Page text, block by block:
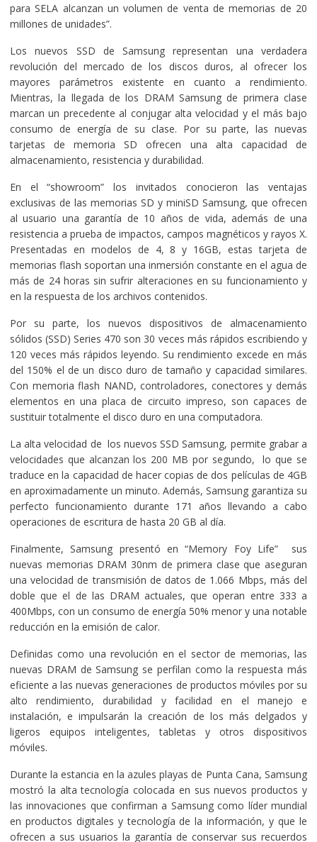
para SELA alcanzan un volumen de venta de memorias de 20
millones de unidades”.
Los nuevos SSD de Samsung representan una verdadera
revolución del mercado de los discos duros, al ofrecer los
mayores parámetros existente en cuanto a rendimiento.
Mientras, la llegada de los DRAM Samsung de primera clase
marcan un precedente al conjugar alta velocidad y el más bajo
consumo de energía de su clase. Por su parte, las nuevas
tarjetas de memoria SD ofrecen una alta capacidad de
almacenamiento, resistencia y durabilidad.
En el “showroom” los invitados conocieron las ventajas
exclusivas de las memorias SD y miniSD Samsung, que ofrecen
al usuario una garantía de 10 años de vida, además de una
resistencia a prueba de impactos, campos magnéticos y rayos X.
Presentadas en modelos de 4, 8 y 16GB, estas tarjeta de
memorias flash soportan una inmersión constante en el agua de
más de 24 horas sin sufrir alteraciones en su funcionamiento y
en la respuesta de los archivos contenidos.
Por su parte, los nuevos dispositivos de almacenamiento
sólidos (SSD) Series 470 son 30 veces más rápidos escribiendo y
120 veces más rápidos leyendo. Su rendimiento excede en más
del 150% el de un disco duro de tamaño y capacidad similares.
Con memoria flash NAND, controladores, conectores y demás
elementos en una placa de circuito impreso, son capaces de
sustituir totalmente el disco duro en una computadora.
La alta velocidad de los nuevos SSD Samsung, permite grabar a
velocidades que alcanzan los 200 MB por segundo, lo que se
traduce en la capacidad de hacer copias de dos películas de 4GB
en aproximadamente un minuto. Además, Samsung garantiza su
perfecto funcionamiento durante 171 años llevando a cabo
operaciones de escritura de hasta 20 GB al día.
Finalmente, Samsung presentó en “Memory Foy Life” sus
nuevas memorias DRAM 30nm de primera clase que aseguran
una velocidad de transmisión de datos de 1.066 Mbps, más del
doble que el de las DRAM actuales, que operan entre 333 a
400Mbps, con un consumo de energía 50% menor y una notable
reducción en la emisión de calor.
Definidas como una revolución en el sector de memorias, las
nuevas DRAM de Samsung se perfilan como la respuesta más
eficiente a las nuevas generaciones de productos móviles por su
alto rendimiento, durabilidad y facilidad en el manejo e
instalación, e impulsarán la creación de los más delgados y
ligeros equipos inteligentes, tabletas y otros dispositivos
móviles.
Durante la estancia en la azules playas de Punta Cana, Samsung
mostró la alta tecnología colocada en sus nuevos productos y
las innovaciones que confirman a Samsung como líder mundial
en productos digitales y tecnología de la información, y que le
ofrecen a sus usuarios la garantía de conservar sus recuerdos